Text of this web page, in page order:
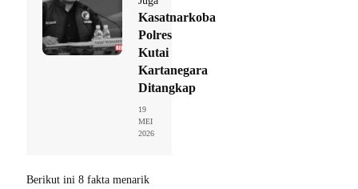
Kasatnarkoba
Polres
Kutai
Kartanegara
Ditangkap
19
MEI
2026
Berikut ini 8 fakta menarik